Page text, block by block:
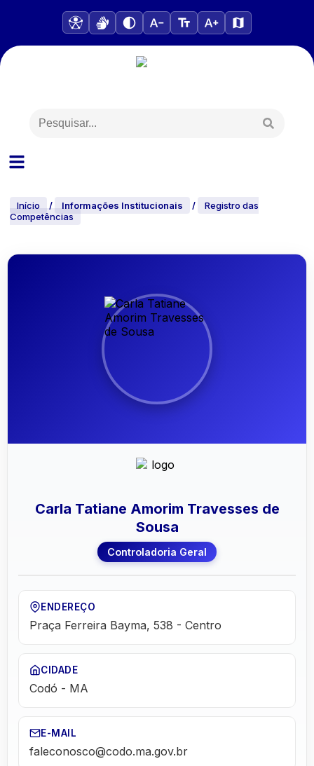
Início / Informações Institucionais /
Registro das
Competências
Carla Tatiane Amorim Travesses de
Sousa
Controladoria Geral
ENDEREÇO
Praça Ferreira Bayma, 538 - Centro
CIDADE
Codó - MA
E-MAIL
faleconosco@codo.ma.gov.br